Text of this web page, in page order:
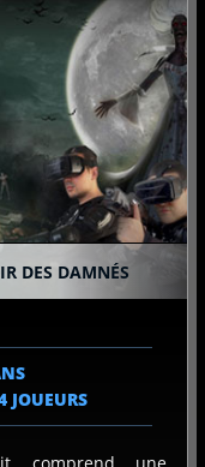
DES DAMNÉS
JOUEURS
comprend une
Vente
reserved